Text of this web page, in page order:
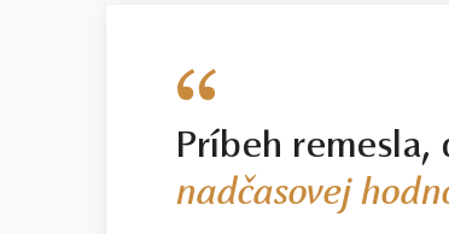
Príbeh remesla,
nadčasovej